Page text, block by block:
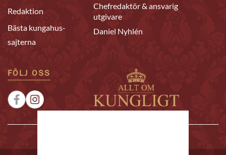
Redaktion
Bästa kungahus-
sajterna
Chefredaktör & ansvarig
utgivare
Daniel Nyhlén
FÖLJ OSS